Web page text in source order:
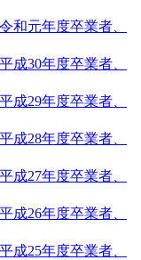
和元年度卒業者、
成30年度卒業者、
成29年度卒業者、
成28年度卒業者、
成27年度卒業者、
成26年度卒業者、
成25年度卒業者、